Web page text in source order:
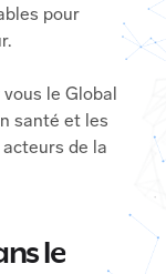
pour
le Global
santé et les
de la
le